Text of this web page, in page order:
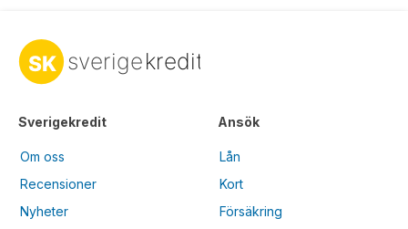
Sverigekredit
Om oss
Recensioner
Nyheter
Ansök
Lån
Kort
Försäkring